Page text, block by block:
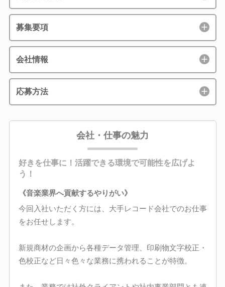
募集要項
会社情報
応募方法
会社・仕事の魅力
好きを仕事に！活躍できる環境で可能性を広げよ
う！
《音楽業界へ貢献するやりがい》
今回入社いただく方には、大手レコード会社でのお仕事
をお任せします。
新規商材の企画から各種データ管理、印刷物文字校正・
色校正など日々色々な業務に携われることが特徴。